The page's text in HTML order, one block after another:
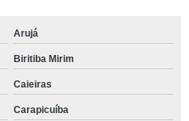
Arujá
Biritiba Mirim
Caieiras
Carapicuíba